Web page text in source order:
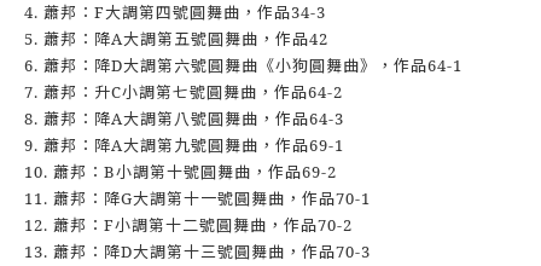
4. 蕭邦：F大調第四號圓舞曲，作品34-3
5. 蕭邦：降A大調第五號圓舞曲，作品42
6. 蕭邦：降D大調第六號圓舞曲《小狗圓舞曲》，作品64-1
7. 蕭邦：升C小調第七號圓舞曲，作品64-2
8. 蕭邦：降A大調第八號圓舞曲，作品64-3
9. 蕭邦：降A大調第九號圓舞曲，作品69-1
10. 蕭邦：B小調第十號圓舞曲，作品69-2
11. 蕭邦：降G大調第十一號圓舞曲，作品70-1
12. 蕭邦：F小調第十二號圓舞曲，作品70-2
13. 蕭邦：降D大調第十三號圓舞曲，作品70-3